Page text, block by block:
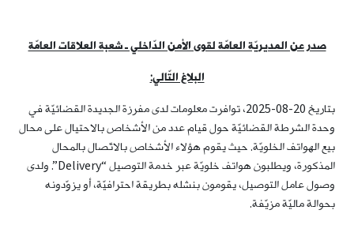
صدر عن المديريّة العامّة لقوى الأمن الدّاخلي ـ شعبة العلاقات العامّة
البلاغ التّالي:
بتاريخ 20-08-2025، توافرت معلومات لدى مفرزة الجديدة القضائيّة في
وحدة الشرطة القضائيّة حول قيام عدد من الأشخاص بالاحتيال على محال
بيع الهواتف الخلويّة. حيث يقوم هؤلاء الأشخاص بالاتّصال بالمحال
المذكورة، ويطلبون هواتف خلويّة عبر خدمة التوصيل “Delivery”. ولدى
وصول عامل التوصيل، يقومون بنشله بطريقة احترافيّة، أو يزوّدونه
بحوالة ماليّة مزيّفة.